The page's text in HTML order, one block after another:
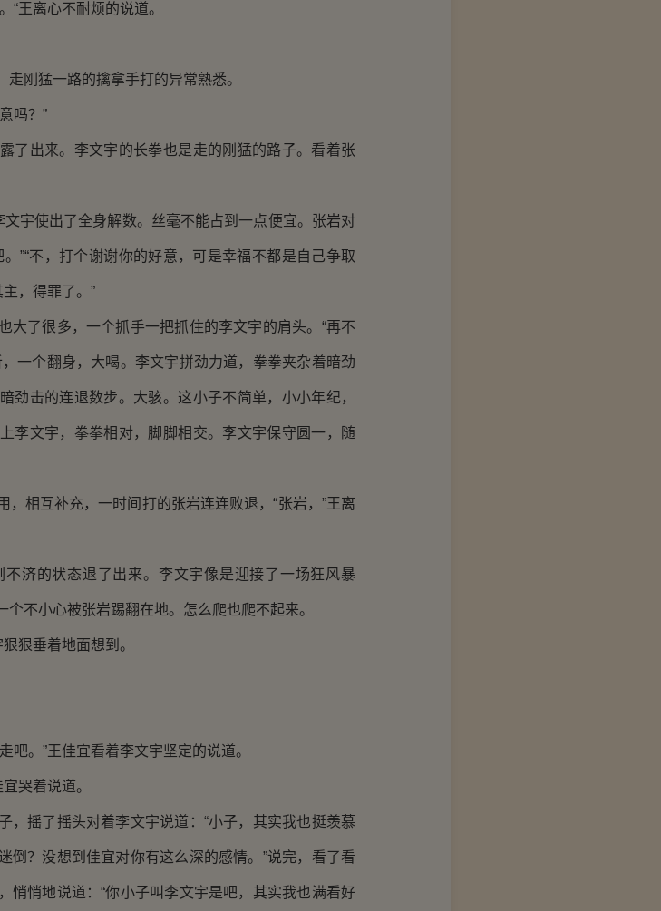
王离心不耐烦的说道。
刚猛一路的擒拿手打的异常熟悉。
吗？”
出来。李文宇的长拳也是走的刚猛的路子。看着张
宇使出了全身解数。丝毫不能占到一点便宜。张岩对
”“不，打个谢谢你的好意，可是幸福不都是自己争取
，得罪了。”
了很多，一个抓手一把抓住的李文宇的肩头。“再不
一个翻身，大喝。李文宇拼劲力道，拳拳夹杂着暗劲
劲击的连退数步。大骇。这小子不简单，小小年纪，
李文宇，拳拳相对，脚脚相交。李文宇保守圆一，随
相互补充，一时间打的张岩连连败退，“张岩，”王离
的状态退了出来。李文宇像是迎接了一场狂风暴
不小心被张岩踢翻在地。怎么爬也爬不起来。
狠垂着地面想到。
。”王佳宜看着李文宇坚定的说道。
哭着说道。
摇了摇头对着李文宇说道：“小子，其实我也挺羡慕
倒？没想到佳宜对你有这么深的感情。”说完，看了看
悄悄地说道：“你小子叫李文宇是吧，其实我也满看好